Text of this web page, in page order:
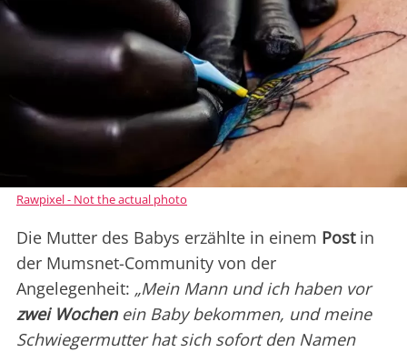
Rawpixel - Not the actual photo
Die Mutter des Babys erzählte in einem Postin
der Mumsnet-Community von der
Angelegenheit: „Mein Mann und ich haben vor
zwei Wochenein Baby bekommen, und meine
Schwiegermutter hat sich sofort den Namen